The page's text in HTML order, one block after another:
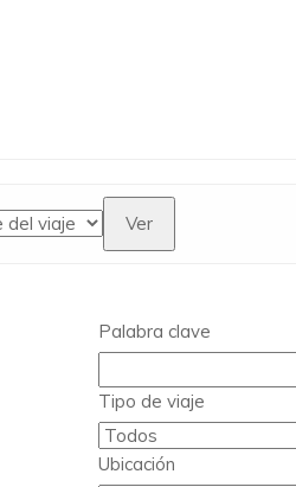
Ver
Palabra clave
Tipo de viaje
Ubicación